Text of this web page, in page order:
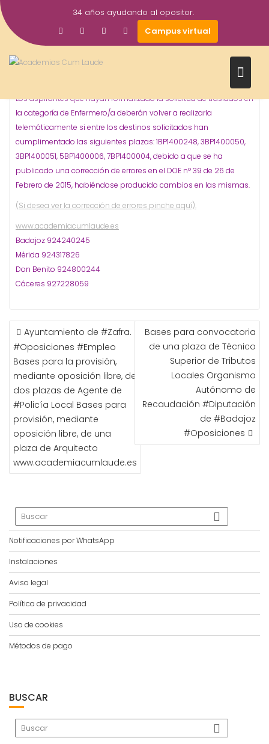
Saltar
al
contenido
34 años ayudando al opositor.
Campus virtual
Feb
2015
academiacumlaudeoposiciones
Prensa
Bolsa Empleo Enfermería,Oposiciones,SES
CONCURSO DE TRASLADO DE ENFERMERO/A
Los aspirantes que hayan formalizado la solicitud de traslados en
la categoría de Enfermero/a deberán volver a realizarla
telemáticamente si entre los destinos solicitados han
cumplimentado las siguientes plazas: 1BP1400248, 3BP1400050,
3BP1400051, 5BP1400006, 7BP1400004, debido a que se ha
publicado una corrección de errores en el DOE nº 39 de 26 de
Febrero de 2015, habiéndose producido cambios en las mismas.
(Si desea ver la corrección de errores pinche aquí).
www.academiacumlaude.es
Badajoz 924240245
Mérida 924317826
Don Benito 924800244
Cáceres 927228059
NAVEGACIÓN
DE
ENTRADAS
Ayuntamiento de ‪#‎Zafra‬.
‪#‎Oposiciones‬ ‪#‎Empleo‬
Bases para la provisión,
mediante oposición libre, de
dos plazas de Agente de
‪#‎Policía‬ Local Bases para
provisión, mediante
oposición libre, de una
plaza de Arquitecto
www.academiacumlaude.es
Bases para convocatoria
de una plaza de Técnico
Superior de Tributos
Locales Organismo
Autónomo de
Recaudación #Diputación
de #Badajoz
#Oposiciones
Notificaciones por WhatsApp
Instalaciones
Aviso legal
Política de privacidad
Uso de cookies
Métodos de pago
BUSCAR